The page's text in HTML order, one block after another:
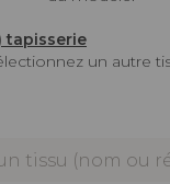
tapisserie
un autre